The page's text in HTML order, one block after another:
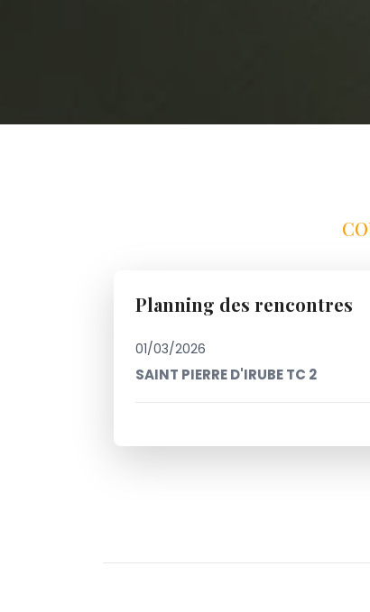
Planning des rencontres
01/03/2026
SAINT PIERRE D'IRUBE TC 2